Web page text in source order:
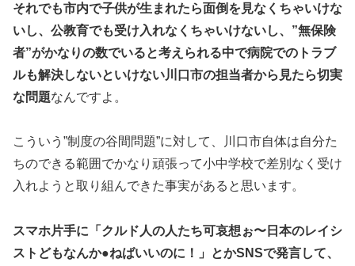
それでも市内で子供が生まれたら面倒を見なくちゃいけな
いし、公教育でも受け入れなくちゃいけないし、”無保険
者”がかなりの数でいると考えられる中で病院でのトラブ
ルも解決しないといけない川口市の担当者から見たら切実
な問題なんですよ。
こういう”制度の谷間問題”に対して、川口市自体は自分た
ちのできる範囲でかなり頑張って小中学校で差別なく受け
入れようと取り組んできた事実があると思います。
スマホ片手に「クルド人の人たち可哀想ぉ〜日本のレイシ
ストどもなんか●ねばいいのに！」とかSNSで発言して、